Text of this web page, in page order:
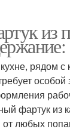
из
рядом с
фартук из
от любых